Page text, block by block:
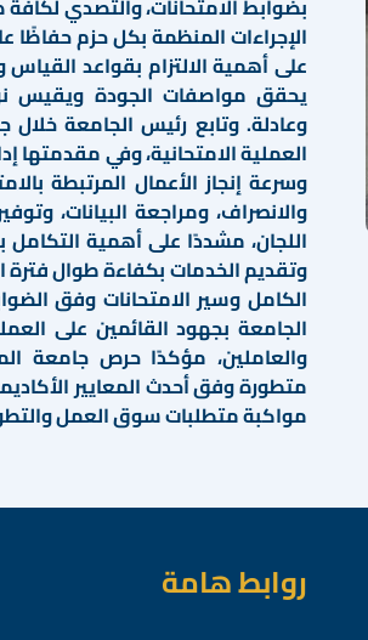
بضوابط الامتحانات، والتصدي
الإجراءات المنظمة بكل حزم حفاظًا
على أهمية الالتزام بقواعد القياس
يحقق مواصفات الجودة ويقيس
وعادلة. وتابع رئيس الجامعة خلال
العملية الامتحانية، وفي مقدمتها
وسرعة إنجاز الأعمال المرتبطة
والانصراف، ومراجعة البيانات،
اللجان، مشددًا على أهمية
وتقديم الخدمات بكفاءة طوال فترة
الكامل وسير الامتحانات وفق
الجامعة بجهود القائمين على
والعاملين، مؤكدًا حرص جامعة
متطورة وفق أحدث المعايير
مواكبة متطلبات سوق العمل
روابط هامة